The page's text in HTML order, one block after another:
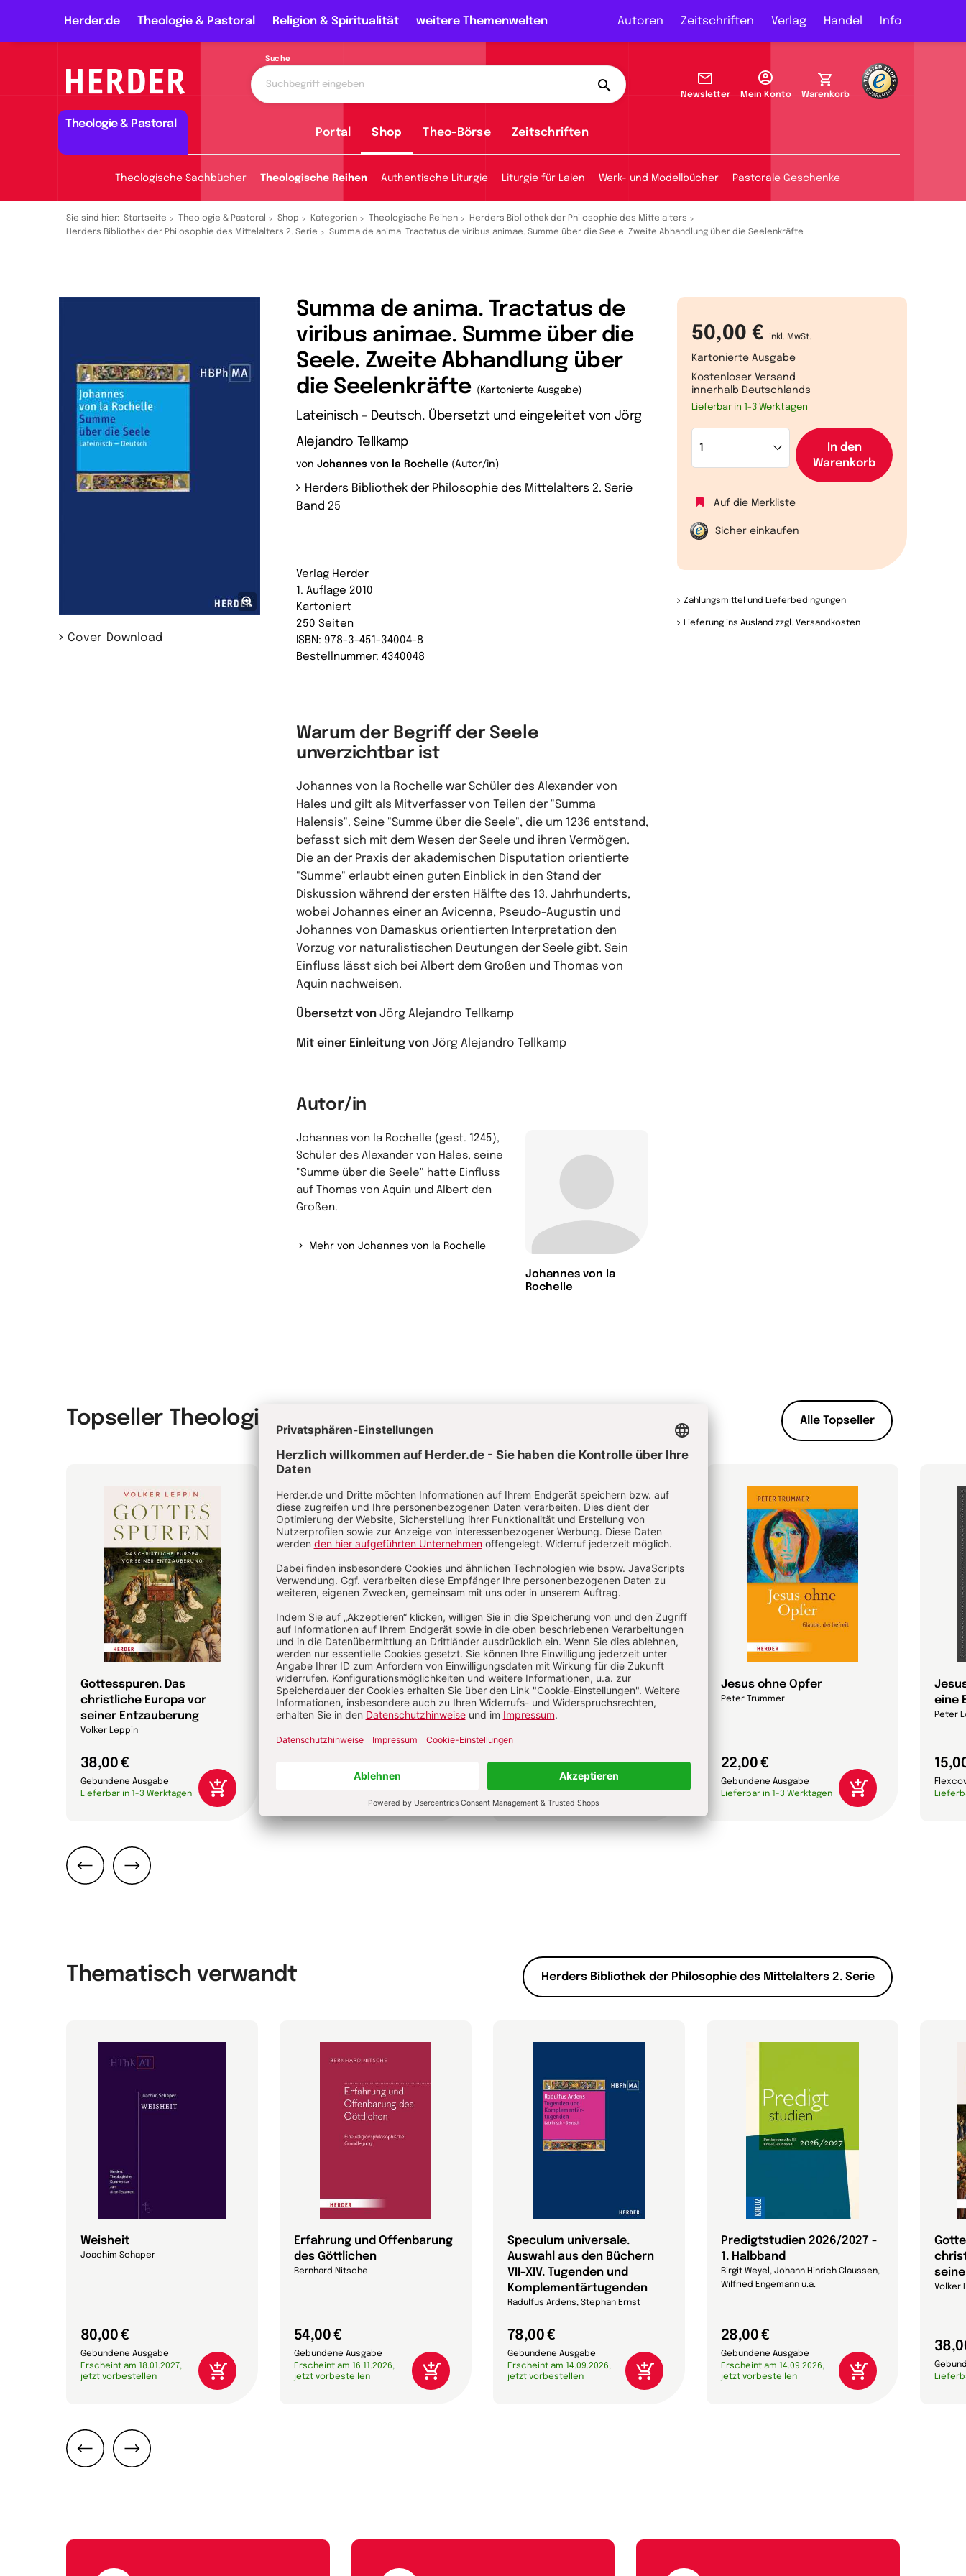
Herder.de Theologie & Pastoral Religion & Spiritualität weitere Themenwelten Autoren Zeitschriften Verlag Handel Info
Suche
Theologie & Pastoral
Newsletter Mein Konto Warenkorb
Portal Shop Theo-Börse Zeitschriften
Theologische Sachbücher Theologische Reihen Authentische Liturgie Liturgie für Laien Werk- und Modellbücher Pastorale Geschenke
Sie sind hier: Startseite Theologie & Pastoral Shop Kategorien Theologische Reihen
Herders Bibliothek der Philosophie des Mittelalters
Herders Bibliothek der Philosophie des Mittelalters 2. Serie
Summa de anima. Tractatus de viribus animae. Summe über die Seele. Zweite Abhandlung über die Seelenkräfte
Cover-Download
50,00 € inkl. MwSt.
Kartonierte Ausgabe
Kostenloser Versand
innerhalb Deutschlands
Lieferbar in 1-3 Werktagen
In den
Warenkorb
Auf die Merkliste
Sicher einkaufen
Zahlungsmittel und Lieferbedingungen
Lieferung ins Ausland zzgl. Versandkosten
Summa de anima. Tractatus de
viribus animae. Summe über die
Seele. Zweite Abhandlung über
die Seelenkräfte (Kartonierte Ausgabe)
Lateinisch - Deutsch. Übersetzt und eingeleitet von Jörg
Alejandro Tellkamp
von Johannes von la Rochelle (Autor/in)
Herders Bibliothek der Philosophie des Mittelalters 2. Serie
Band 25
Verlag Herder
1. Auflage 2010
Kartoniert
250 Seiten
ISBN: 978-3-451-34004-8
Bestellnummer: 4340048
Warum der Begriff der Seele
unverzichtbar ist
Johannes von la Rochelle war Schüler des Alexander von
Hales und gilt als Mitverfasser von Teilen der "Summa
Halensis". Seine "Summe über die Seele", die um 1236 entstand,
befasst sich mit dem Wesen der Seele und ihren Vermögen.
Die an der Praxis der akademischen Disputation orientierte
"Summe" erlaubt einen guten Einblick in den Stand der
Diskussion während der ersten Hälfte des 13. Jahrhunderts,
wobei Johannes einer an Avicenna, Pseudo-Augustin und
Johannes von Damaskus orientierten Interpretation den
Vorzug vor naturalistischen Deutungen der Seele gibt. Sein
Einfluss lässt sich bei Albert dem Großen und Thomas von
Aquin nachweisen.
Übersetzt von Jörg Alejandro Tellkamp
Mit einer Einleitung von Jörg Alejandro Tellkamp
Autor/in
Johannes von la
Rochelle
Johannes von la Rochelle (gest. 1245),
Schüler des Alexander von Hales, seine
"Summe über die Seele" hatte Einfluss
auf Thomas von Aquin und Albert den
Großen.
Mehr von Johannes von la Rochelle
Topseller Theologie & Pastoral Alle Topseller
Gottesspuren. Das
christliche Europa vor
seiner Entzauberung
Volker Leppin
38,00 €
Gebundene Ausgabe
Lieferbar in 1-3 Werktagen
Die ignorierten Frauen der
Bibel
Annette Jantzen
Gebundene Ausgabe
Ausverkauf des Konzils
Jan-Heiner Tück
24,00 €
Gebundene Ausgabe
Jesus ohne Opfer
Peter Trummer
22,00 €
Gebundene Ausgabe
Lieferbar in 1-3 Werktagen
eine
Peter
Thematisch verwandt Herders Bibliothek der Philosophie des Mittelalters 2. Serie
Weisheit
Joachim Schaper
80,00 €
Gebundene Ausgabe
Erscheint am 18.01.2027,
jetzt vorbestellen
Erfahrung und Offenbarung
des Göttlichen
Bernhard Nitsche
54,00 €
Gebundene Ausgabe
Erscheint am 16.11.2026,
jetzt vorbestellen
Speculum universale.
Auswahl aus den Büchern
VII–XIV. Tugenden und
Komplementärtugenden
Radulfus Ardens, Stephan Ernst
78,00 €
Gebundene Ausgabe
Erscheint am 14.09.2026,
jetzt vorbestellen
Predigtstudien 2026/2027 -
1. Halbband
Birgit Weyel, Johann Hinrich Claussen,
Wilfried Engemann u.a.
28,00 €
Gebundene Ausgabe
Erscheint am 14.09.2026,
jetzt vorbestellen
Volker